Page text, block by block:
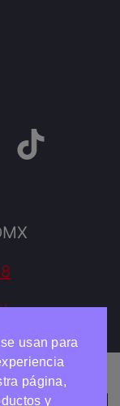
reservados
usan para
página,
y